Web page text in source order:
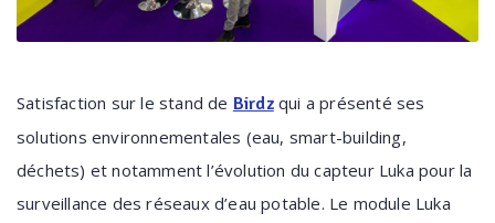
Satisfaction sur le stand de Birdzqui a présenté ses
solutions environnementales (eau, smart-building,
déchets) et notamment l’évolution du capteur Luka pour la
surveillance des réseaux d’eau potable. Le module Luka